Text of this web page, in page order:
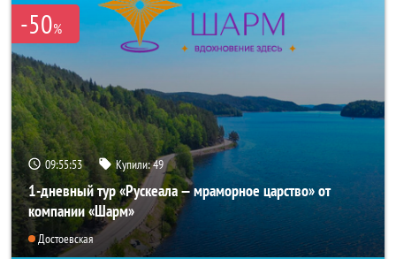
-50%
09:55:52 Купили:49
1-дневный тур «Рускеала — мраморное царство» от
компании «Шарм»
Достоевская